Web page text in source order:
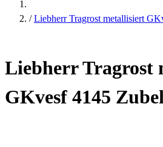
/ Liebherr Tragrost metallisiert
Liebherr Tragrost
GKvesf 4145